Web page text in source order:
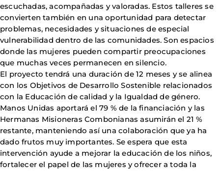
escuchadas, acompañadas y valoradas. Estos talleres se
convierten también en una oportunidad para detectar
problemas, necesidades y situaciones de especial
vulnerabilidad dentro de las comunidades. Son espacios
donde las mujeres pueden compartir preocupaciones
que muchas veces permanecen en silencio.
El proyecto tendrá una duración de 12 meses y se alinea
con los Objetivos de Desarrollo Sostenible relacionados
con la Educación de calidad y la Igualdad de género.
Manos Unidas aportará el 79 % de la financiación y las
Hermanas Misioneras Combonianas asumirán el 21 %
restante, manteniendo así una colaboración que ya ha
dado frutos muy importantes. Se espera que esta
intervención ayude a mejorar la educación de los niños,
fortalecer el papel de las mujeres y ofrecer a toda la